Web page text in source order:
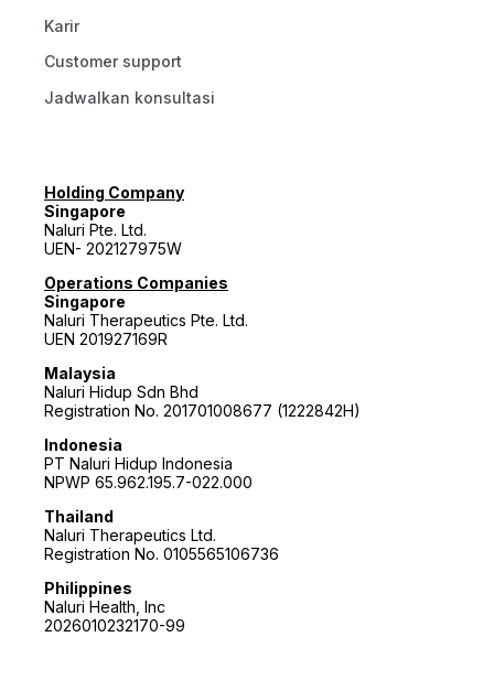
Karir
Customer support
Jadwalkan konsultasi
Holding Company
Singapore
Naluri Pte. Ltd.
UEN- 202127975W
Operations Companies
Singapore
Naluri Therapeutics Pte. Ltd.
UEN 201927169R
Malaysia
Naluri Hidup Sdn Bhd
Registration No. 201701008677 (1222842H)
Indonesia
PT Naluri Hidup Indonesia
NPWP 65.962.195.7-022.000
Thailand
Naluri Therapeutics Ltd.
Registration No. 0105565106736
Philippines
Naluri Health, Inc
2026010232170-99